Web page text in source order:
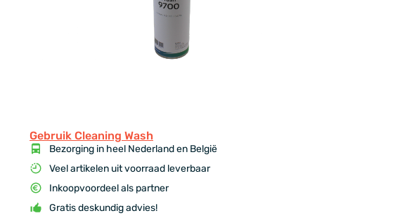
Gebruik Cleaning Wash
Bezorging in heel Nederland en België
Veel artikelen uit voorraad leverbaar
Inkoopvoordeel als partner
Gratis deskundig advies!